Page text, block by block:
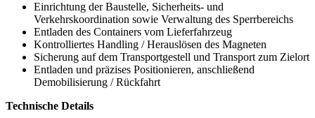
Einrichtung der Baustelle, Sicherheits- und
Verkehrskoordination sowie Verwaltung des Sperrbereichs
Entladen des Containers vom Lieferfahrzeug
Kontrolliertes Handling / Herauslösen des Magneten
Sicherung auf dem Transportgestell und Transport zum Zielort
Entladen und präzises Positionieren, anschließend
Demobilisierung / Rückfahrt
Technische Details